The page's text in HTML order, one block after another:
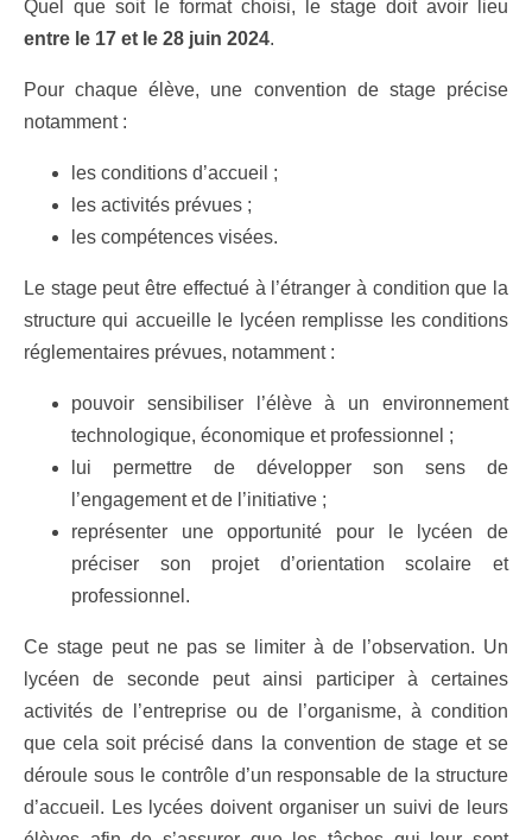
Quel que soit le format choisi, le stage doit avoir lieu
entre le 17 et le 28 juin 2024.
Pour chaque élève, une convention de stage précise
notamment :
les conditions d’accueil ;
les activités prévues ;
les compétences visées.
Le stage peut être effectué à l’étranger à condition que la
structure qui accueille le lycéen remplisse les conditions
réglementaires prévues, notamment :
pouvoir sensibiliser l’élève à un environnement
technologique, économique et professionnel ;
lui permettre de développer son sens de
l’engagement et de l’initiative ;
représenter une opportunité pour le lycéen de
préciser son projet d’orientation scolaire et
professionnel.
Ce stage peut ne pas se limiter à de l’observation. Un
lycéen de seconde peut ainsi participer à certaines
activités de l’entreprise ou de l’organisme, à condition
que cela soit précisé dans la convention de stage et se
déroule sous le contrôle d’un responsable de la structure
d’accueil. Les lycées doivent organiser un suivi de leurs